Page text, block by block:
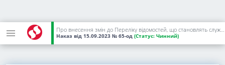
Про внесення змін до Переліку відомостей, що становлять службову інформацію і яким надається гриф обмеження доступу "Для службового користування" в Національній комісії, що здійснює державне регулювання у сферах енергетики та комунальних послуг
Наказ від 15.09.2023 № 65-од (Статус: Чинний)